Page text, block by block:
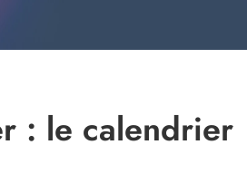
: le calendrier